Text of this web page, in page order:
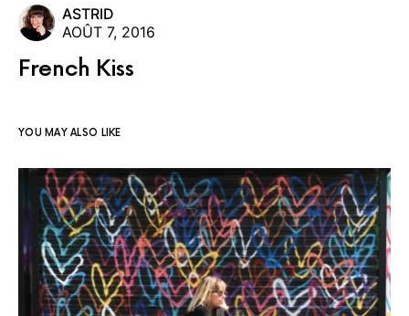
ASTRID
AOÛT 7, 2016
French Kiss
YOU MAY ALSO LIKE